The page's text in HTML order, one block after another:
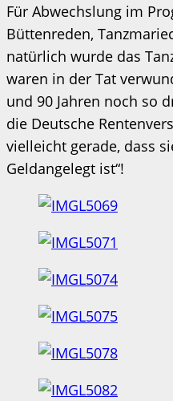
Für Abwechslung im
Büttenreden,
natürlich wurde das
waren in der Tat
und 90 Jahren noch so
die Deutsche
vielleicht gerade, dass
Geldangelegt ist“!